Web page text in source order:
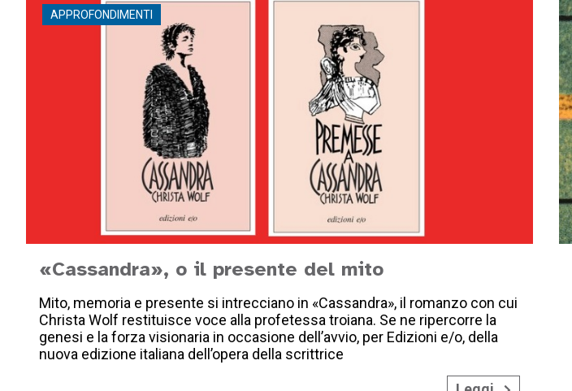
APPROFONDIMENTI
«Cassandra», o il presente del mito
Mito, memoria e presente si intrecciano in «Cassandra», il romanzo con cui
Christa Wolf restituisce voce alla profetessa troiana. Se ne ripercorre la
genesi e la forza visionaria in occasione dell’avvio, per Edizioni e/o, della
nuova edizione italiana dell’opera della scrittrice